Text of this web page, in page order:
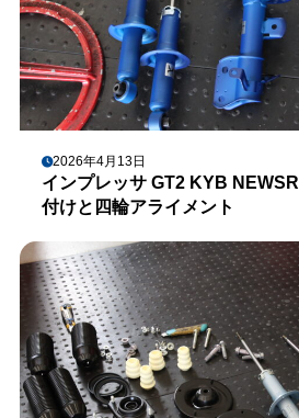
2026年4月13日
インプレッサ GT2 KYB
付けと四輪アライメント